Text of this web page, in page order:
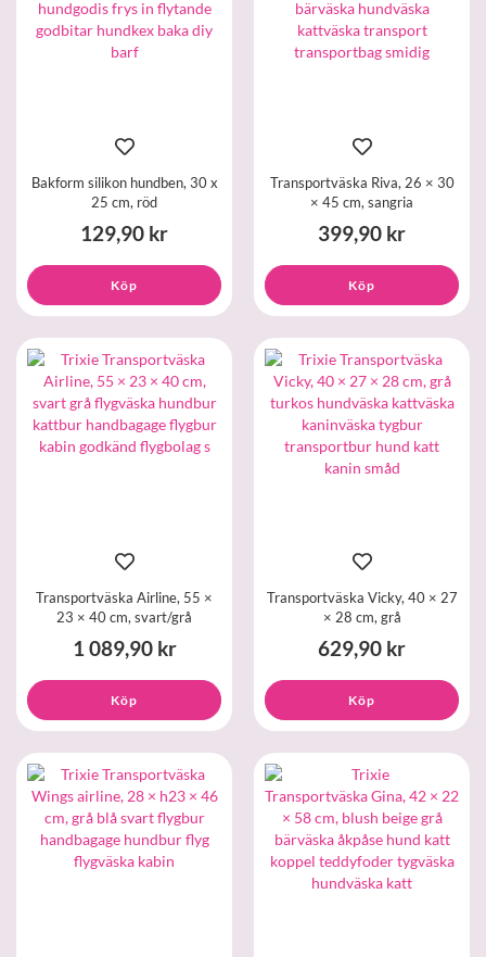
Bakform silikon hundben, 30 x
25 cm, röd
129,90 kr
Köp
Transportväska Riva, 26 × 30
× 45 cm, sangria
399,90 kr
Köp
Transportväska Airline, 55 ×
23 × 40 cm, svart/grå
1 089,90 kr
Köp
Transportväska Vicky, 40 × 27
× 28 cm, grå
629,90 kr
Köp